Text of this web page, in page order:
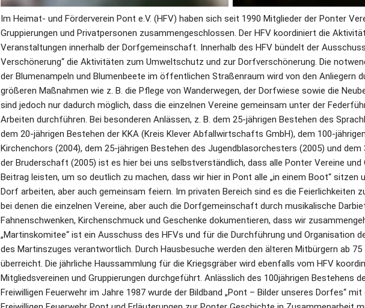
Im Heimat- und Förderverein Pont e.V. (HFV) haben sich seit 1990 Mitglieder der Ponter
Gruppierungen und Privatpersonen zusammengeschlossen. Der HFV koordiniert die
Veranstaltungen innerhalb der Dorfgemeinschaft. Innerhalb des HFV bündelt der
Verschönerung“ die Aktivitäten zum Umweltschutz und zur Dorfverschönerung. Die
der Blumenampeln und Blumenbeete im öffentlichen Straßenraum wird von den Anliegern
größeren Maßnahmen wie z. B. die Pflege von Wanderwegen, der Dorfwiese sowie die
sind jedoch nur dadurch möglich, dass die einzelnen Vereine gemeinsam unter der
Arbeiten durchführen. Bei besonderen Anlässen, z. B. dem 25-jährigen Bestehen des
dem 20-jährigen Bestehen der KKA (Kreis Klever Abfallwirtschafts GmbH), dem 100-
Kirchenchors (2004), dem 25-jährigen Bestehen des Jugendblasorchesters (2005) und dem
der Bruderschaft (2005) ist es hier bei uns selbstverständlich, dass alle Ponter Vereine und
Beitrag leisten, um so deutlich zu machen, dass wir hier in Pont alle „in einem Boot“ sitzen
Dorf arbeiten, aber auch gemeinsam feiern. Im privaten Bereich sind es die Feierlichkeiten
bei denen die einzelnen Vereine, aber auch die Dorfgemeinschaft durch musikalische
Fahnenschwenken, Kirchenschmuck und Geschenke dokumentieren, dass wir
„Martinskomitee“ ist ein Ausschuss des HFVs und für die Durchführung und Organisation
des Martinszuges verantwortlich. Durch Hausbesuche werden den älteren Mitbürgern ab
überreicht. Die jährliche Haussammlung für die Kriegsgräber wird ebenfalls vom HFV
Mitgliedsvereinen und Gruppierungen durchgeführt. Anlässlich des 100jährigen Bestehens
Freiwilligen Feuerwehr im Jahre 1987 wurde der Bildband „Pont – Bilder unseres Dorfes“ mit